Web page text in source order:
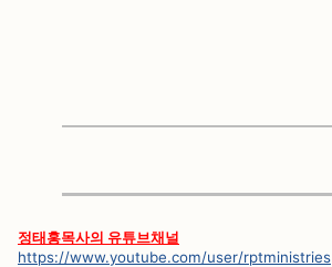
정태홍목사의 유튜브채널
https://www.youtube.com/user/rptministries